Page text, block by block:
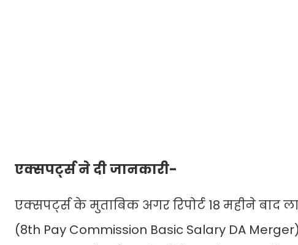
एक्सपर्ट्स ने दी जानकारी-
एक्सपर्ट्स के मुताबिक अगर रिपोर्ट 18 महीने बाद
(8th Pay Commission Basic Salary DA